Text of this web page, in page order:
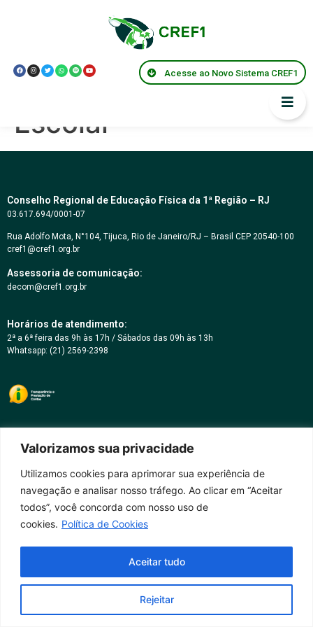
Valorizamos sua privacidade
Utilizamos cookies para aprimorar sua experiência de
navegação e analisar nosso tráfego. Ao clicar em “Aceitar
todos”, você concorda com nosso uso de
cookies. Política de Cookies
Rejeitar
Aceitar tudo
Acesse ao Novo Sistema CREF1
Resolução Federal –
Retorno das aulas
práticas de Ed.Física
Escolar
Conselho Regional de Educação Física da 1ª Região – RJ
03.617.694/0001-07
Rua Adolfo Mota, N°104, Tijuca, Rio de Janeiro/RJ – Brasil CEP 20540-100
cref1@cref1.org.br
Assessoria de comunicação:
decom@cref1.org.br
Horários de atendimento:
2ª a 6ª feira das 9h às 17h / Sábados das 09h às 13h
Whatsapp: (21) 2569-2398